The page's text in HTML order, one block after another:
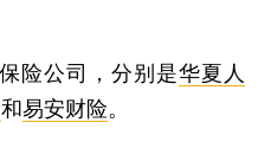
险公司，分别是华夏人
和易安财险。